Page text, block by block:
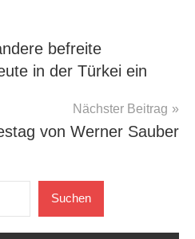
befreite
in der Türkei ein
Nächster Beitrag
von Werner Sauber
Suchen